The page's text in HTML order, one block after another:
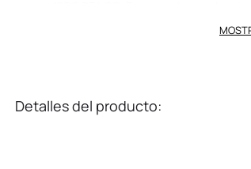
deseadas de tu rostro, el papel ira
Detalles del producto: